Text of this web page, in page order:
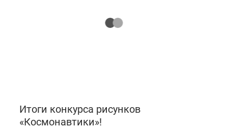
Итоги конкурса рисунков
«Космонавтики»!